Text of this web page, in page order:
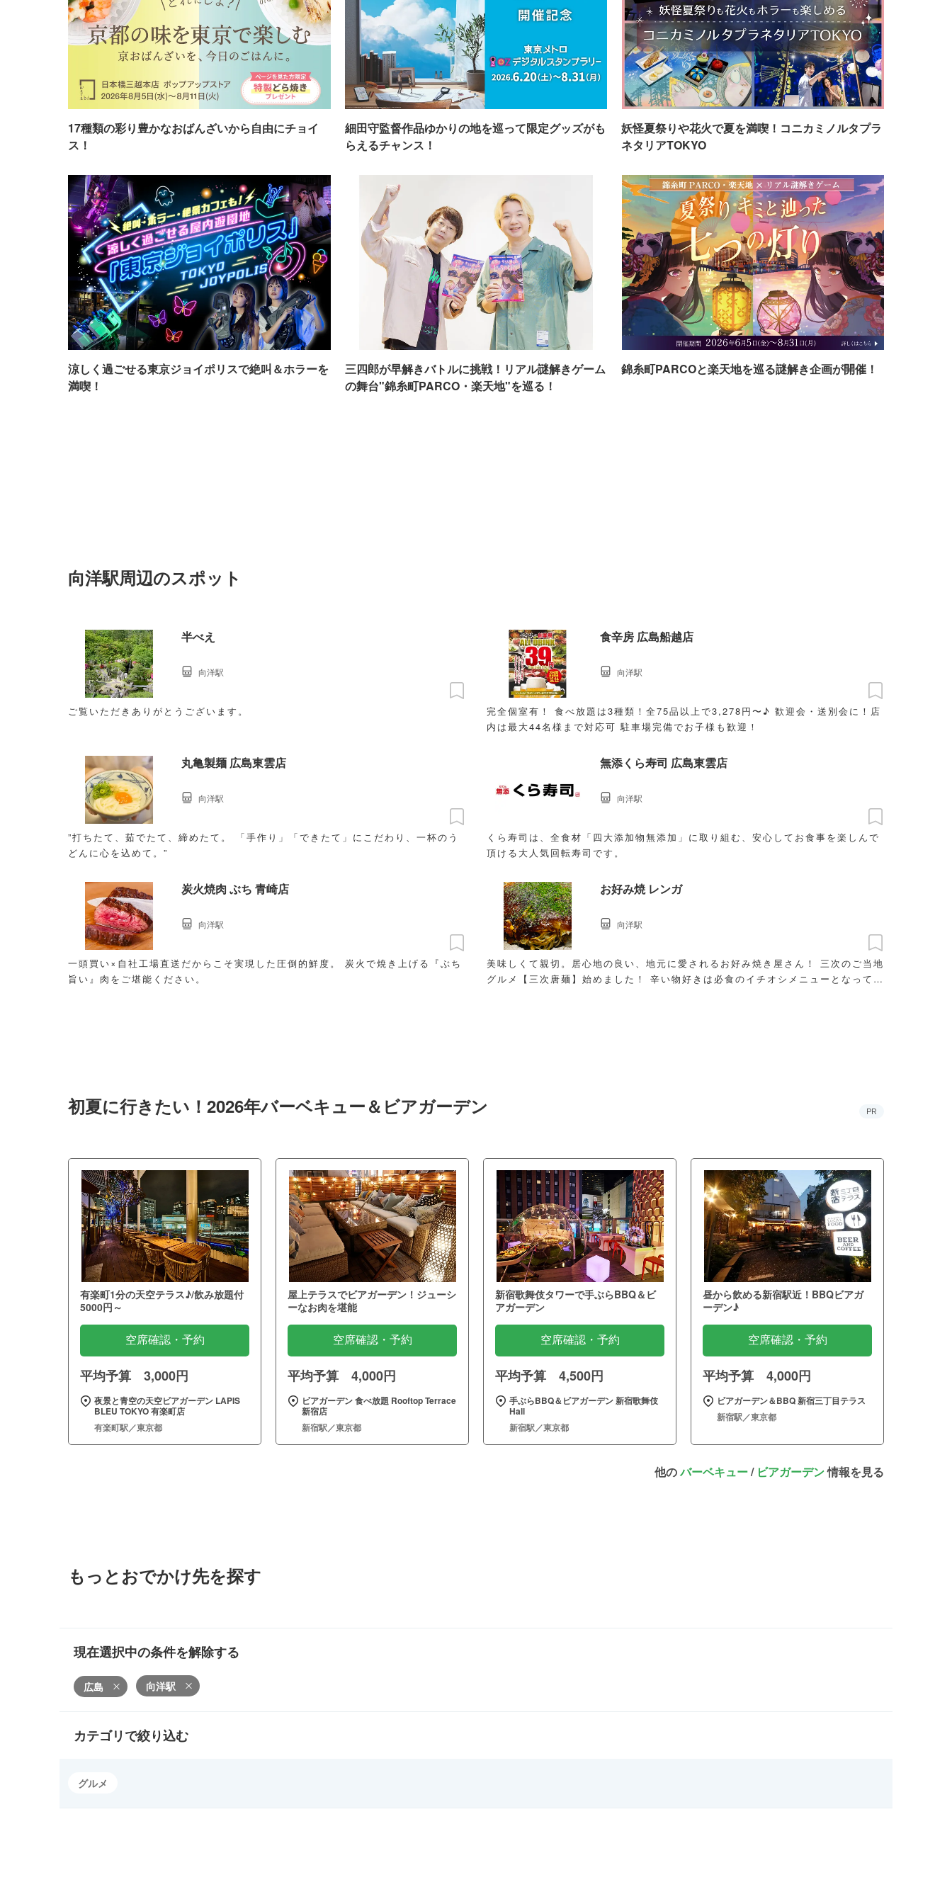
17種類の彩り豊かなおばんざいから自由にチョイ
ス！
細田守監督作品ゆかりの地を巡って限定グッズがも
らえるチャンス！
妖怪夏祭りや花火で夏を満喫！コニカミノルタプラ
ネタリアTOKYO
涼しく過ごせる東京ジョイポリスで絶叫＆ホラーを
満喫！
三四郎が早解きバトルに挑戦！リアル謎解きゲーム
の舞台"錦糸町PARCO・楽天地"を巡る！
錦糸町PARCOと楽天地を巡る謎解き企画が開催！
向洋駅周辺のスポット
半べえ
ご覧いただきありがとうございます。
向洋駅
食辛房 広島船越店
完全個室有！ 食べ放題は3種類！全75品以上で3,278円〜♪ 歓迎会・送別会に！店
内は最大44名様まで対応可 駐車場完備でお子様も歓迎！
向洋駅
丸亀製麺 広島東雲店
”打ちたて、茹でたて、締めたて。 「手作り」「できたて」にこだわり、一杯のう
どんに心を込めて。”
向洋駅
無添くら寿司 広島東雲店
くら寿司は、全食材「四大添加物無添加」に取り組む、安心してお食事を楽しんで
頂ける大人気回転寿司です。
向洋駅
炭火焼肉 ぶち 青崎店
一頭買い×自社工場直送だからこそ実現した圧倒的鮮度。 炭火で焼き上げる『ぶち
旨い』肉をご堪能ください。
向洋駅
お好み焼 レンガ
美味しくて親切。居心地の良い、地元に愛されるお好み焼き屋さん！ 三次のご当地
グルメ【三次唐麺】始めました！ 辛い物好きは必食のイチオシメニューとなってお
向洋駅
初夏に行きたい！2026年バーベキュー＆ビアガーデン PR
有楽町1分の天空テラス♪/飲み放題付
5000円～
空席確認・予約
平均予算 3,000円
夜景と青空の天空ビアガーデン LAPIS
BLEU TOKYO 有楽町店
有楽町駅／東京都
屋上テラスでビアガーデン！ジューシ
ーなお肉を堪能
空席確認・予約
平均予算 4,000円
ビアガーデン 食べ放題 Rooftop Terrace
新宿店
新宿駅／東京都
新宿歌舞伎タワーで手ぶらBBQ＆ビ
アガーデン
空席確認・予約
平均予算 4,500円
手ぶらBBQ＆ビアガーデン 新宿歌舞伎
Hall
新宿駅／東京都
昼から飲める新宿駅近！BBQビアガ
ーデン♪
空席確認・予約
平均予算 4,000円
ビアガーデン＆BBQ 新宿三丁目テラス
新宿駅／東京都
他のバーベキュー/ ビアガーデン情報を見る
もっとおでかけ先を探す
現在選択中の条件を解除する
広島 向洋駅
カテゴリで絞り込む
グルメ